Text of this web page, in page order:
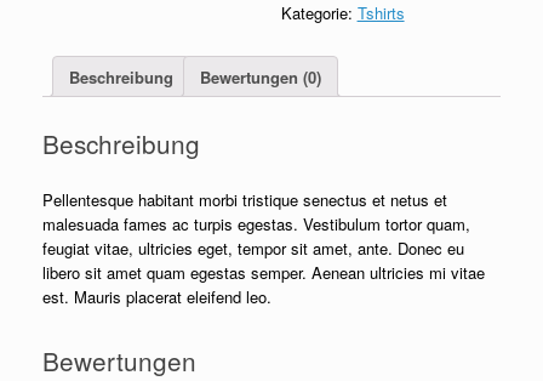
Kategorie: Tshirts
Beschreibung Bewertungen (0)
Beschreibung
Pellentesque habitant morbi tristique senectus et netus et
malesuada fames ac turpis egestas. Vestibulum tortor quam,
feugiat vitae, ultricies eget, tempor sit amet, ante. Donec eu
libero sit amet quam egestas semper. Aenean ultricies mi vitae
est. Mauris placerat eleifend leo.
Bewertungen